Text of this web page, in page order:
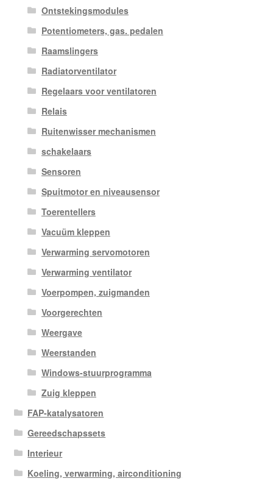
Ontstekingsmodules
Potentiometers, gas. pedalen
Raamslingers
Radiatorventilator
Regelaars voor ventilatoren
Relais
Ruitenwisser mechanismen
schakelaars
Sensoren
Spuitmotor en niveausensor
Toerentellers
Vacuüm kleppen
Verwarming servomotoren
Verwarming ventilator
Voerpompen, zuigmanden
Voorgerechten
Weergave
Weerstanden
Windows-stuurprogramma
Zuig kleppen
FAP-katalysatoren
Gereedschapssets
Interieur
Koeling, verwarming, airconditioning